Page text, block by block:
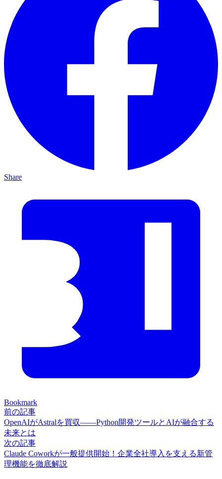
Share
Bookmark
前の記事
OpenAIがAstralを買収——Python開発ツールとAIが融合する
未来とは
次の記事
Claude Coworkが一般提供開始！企業全社導入を支える新管
理機能を徹底解説